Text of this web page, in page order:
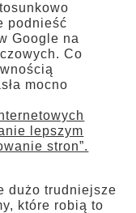
podnieść
Google na
Co
mocno
lepszym
stron”.
dużo trudniejsze
które robią to